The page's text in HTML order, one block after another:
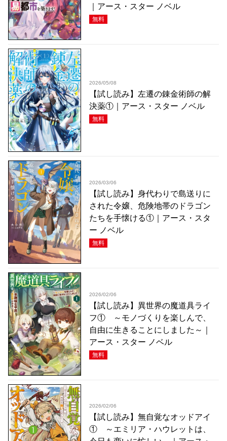
｜アース・スター ノベル
無料
2026/05/08
【試し読み】左遷の錬金術師の解
決薬①｜アース・スター ノベル
無料
2026/03/06
【試し読み】身代わりで島送りに
された令嬢、危険地帯のドラゴン
たちを手懐ける①｜アース・スタ
ー ノベル
無料
2026/02/06
【試し読み】異世界の魔道具ライ
フ① ～モノづくりを楽しんで、
自由に生きることにしました～｜
アース・スター ノベル
無料
2026/02/06
【試し読み】無自覚なオッドアイ
① ～エミリア・ハウレットは、